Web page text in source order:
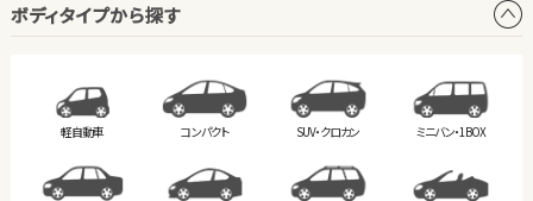
ボディタイプから探す
軽自動車 コンパクト SUV・クロカン ミニバン・1BOX